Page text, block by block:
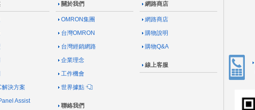
解決方案
Assist
關於我們
OMRON集團
台灣OMRON
台灣經銷網路
企業理念
工作機會
世界據點
聯絡我們
網路商店
網路商店
購物說明
購物Q&A
線上客服